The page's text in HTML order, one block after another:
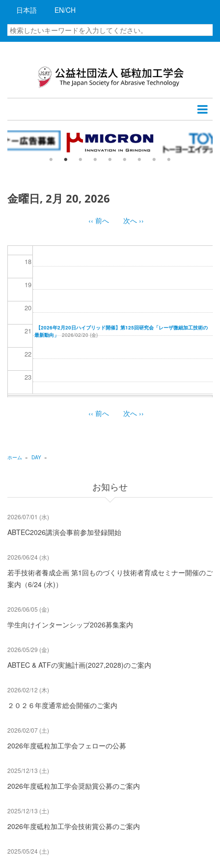
コ
に
動
日本語 EN/CH
検
索
金曜日, 2月 20, 2026
ジ
‹‹ 前へ 次へ ››
07
08
11
12
13
15
18
19
20
21
22
23
【2026年2月20日ハイブリッド開催】第125回研究会「レーザ微細加工技術の
最新動向」 2026/02/20 (金)
送
り
‹‹ 前へ 次へ ››
く
ず
ホーム » DAY »
お知らせ
2026/07/01 (水)
ABTEC2026講演会事前参加登録開始
2026/06/24 (水)
若手技術者養成企画 第1回ものづくり技術者育成セミナー開催のご
案内（6/24 (水)）
2026/06/05 (金)
学生向けインターンシップ2026募集案内
2026/05/29 (金)
ABTEC & ATFの実施計画(2027,2028)のご案内
2026/02/12 (木)
２０２６年度通常総会開催のご案内
2026/02/07 (土)
2026年度砥粒加工学会フェローの公募
2025/12/13 (土)
2026年度砥粒加工学会奨励賞公募のご案内
2025/12/13 (土)
2026年度砥粒加工学会技術賞公募のご案内
2025/05/24 (土)